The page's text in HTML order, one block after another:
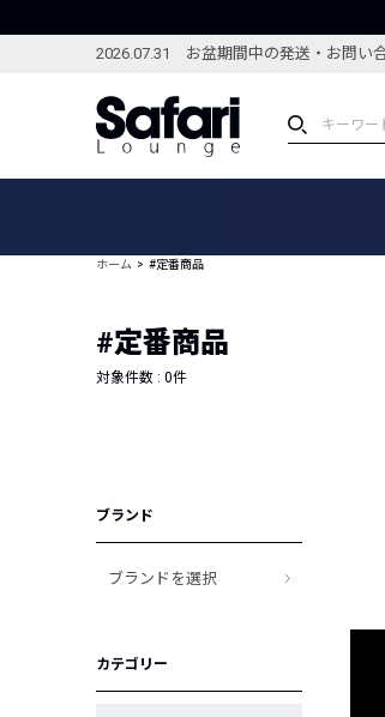
2026.07.31 お盆期間中の発送・お問い
ブランドから探す
新着アイテム
編集部のおすすめアイテム
ホーム #定番商品
#定番商品
対象件数 : 0件
ブランド
ブランドを選択
カテゴリー